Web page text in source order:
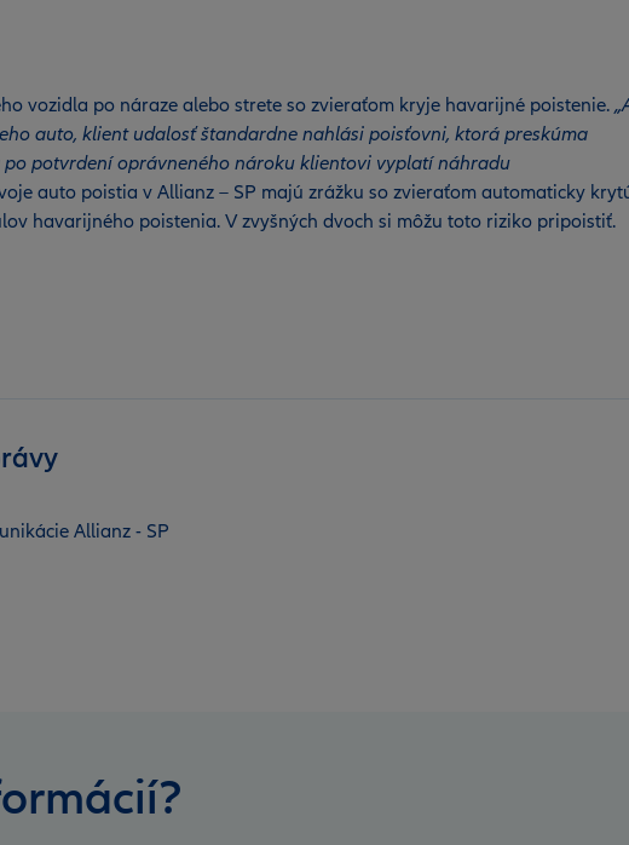
vozidla po náraze alebo strete so zvieraťom kryje havarijné poistenie.
auto, klient udalosť štandardne nahlási poisťovni, ktorá preskúma
potvrdení oprávneného nároku klientovi vyplatí náhradu
auto poistia v Allianz – SP majú zrážku so zvieraťom automaticky
havarijného poistenia. V zvyšných dvoch si môžu toto riziko pripoistiť.
Allianz - SP